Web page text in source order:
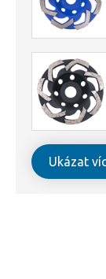
Ukázat